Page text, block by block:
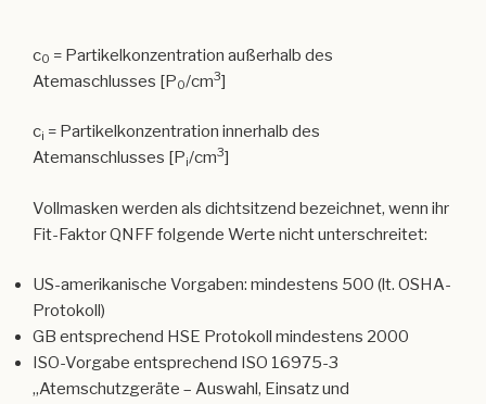
c0 = Partikelkonzentration außerhalb des
Atemaschlusses [P0/cm3]
ci = Partikelkonzentration innerhalb des
Atemanschlusses [Pi/cm3]
Vollmasken werden als dichtsitzend bezeichnet, wenn ihr
Fit-Faktor QNFF folgende Werte nicht unterschreitet:
US-amerikanische Vorgaben: mindestens 500 (lt. OSHA-
Protokoll)
GB entsprechend HSE Protokoll mindestens 2000
ISO-Vorgabe entsprechend ISO 16975-3
„Atemschutzgeräte – Auswahl, Einsatz und